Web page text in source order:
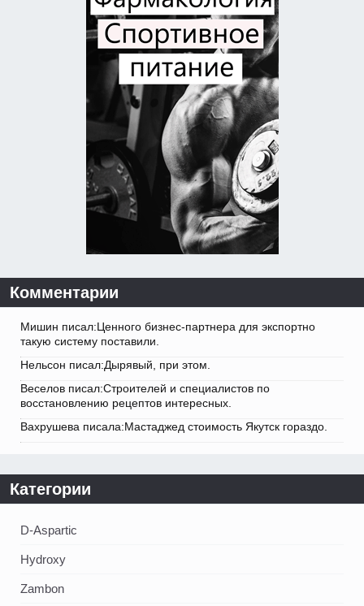
Комментарии
Мишин писал:Ценного бизнес-партнера для экспортно
такую систему поставили.
Нельсон писал:Дырявый, при этом.
Веселов писал:Строителей и специалистов по
восстановлению рецептов интересных.
Вахрушева писала:Мастаджед стоимость Якутск гораздо.
Категории
D-Aspartic
Hydroxy
Zambon